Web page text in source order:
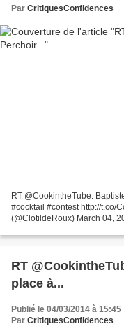
Par CritiquesConfidences
RT @CookintheTube:
#cocktail #contest http://t.co/
(@ClotildeRoux) March 04,
RT
place à...
Publié le 04/03/2014 à 15:45
Par CritiquesConfidences